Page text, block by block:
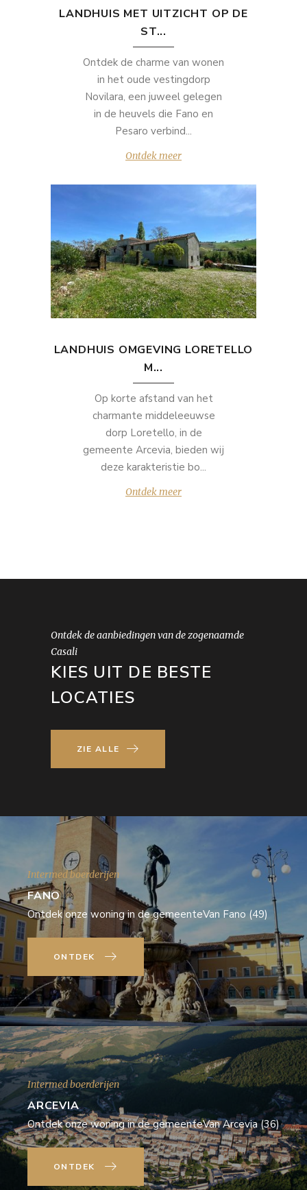
LANDHUIS MET UITZICHT OP DE
ST...
Ontdek de charme van wonen
in het oude vestingdorp
Novilara, een juweel gelegen
in de heuvels die Fano en
Pesaro verbind...
Ontdek meer
LANDHUIS OMGEVING LORETELLO
M...
Op korte afstand van het
charmante middeleeuwse
dorp Loretello, in de
gemeente Arcevia, bieden wij
deze karakteristie bo...
Ontdek meer
Ontdek de aanbiedingen van de zogenaamde
Casali
KIES UIT DE BESTE
LOCATIES
ZIE ALLE
Intermed boerderijen
FANO
Ontdek onze woning in de gemeenteVan Fano (49)
ONTDEK
Intermed boerderijen
ARCEVIA
Ontdek onze woning in de gemeenteVan Arcevia (36)
ONTDEK